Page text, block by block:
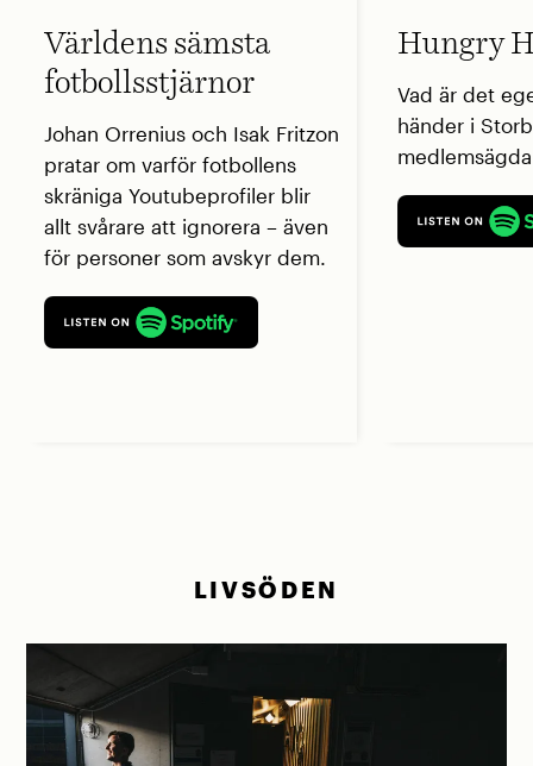
Världens sämsta
fotbollsstjärnor
Johan Orrenius och Isak Fritzon
pratar om varför fotbollens
skräniga Youtubeprofiler blir
allt svårare att ignorera – även
för personer som avskyr dem.
Hungry
Vad är det
händer i
LIVSÖDEN